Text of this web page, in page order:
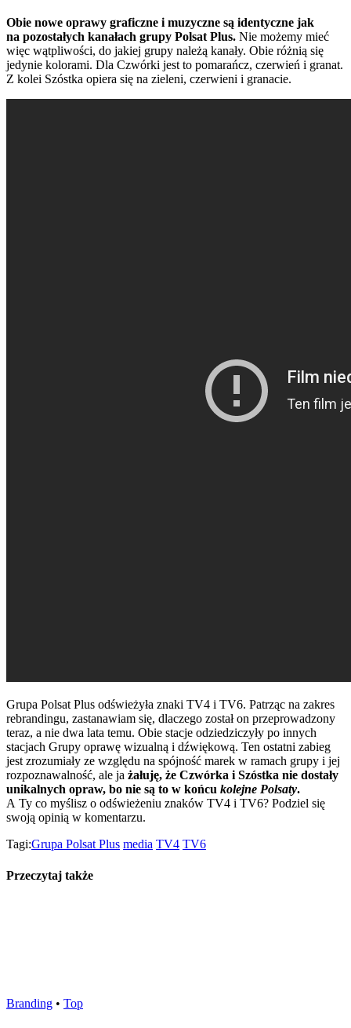
Obie nowe oprawy graficzne i muzyczne są identyczne jak
na pozostałych kanałach grupy Polsat Plus. Nie możemy mieć
więc wątpliwości, do jakiej grupy należą kanały. Obie różnią się
jedynie kolorami. Dla Czwórki jest to pomarańcz, czerwień i granat.
Z kolei Szóstka opiera się na zieleni, czerwieni i granacie.
Grupa Polsat Plus odświeżyła znaki TV4 i TV6. Patrząc na zakres
rebrandingu, zastanawiam się, dlaczego został on przeprowadzony
teraz, a nie dwa lata temu. Obie stacje odziedziczyły po innych
stacjach Grupy oprawę wizualną i dźwiękową. Ten ostatni zabieg
jest zrozumiały ze względu na spójność marek w ramach grupy i jej
rozpoznawalność, ale ja żałuję, że Czwórka i Szóstka nie dostały
unikalnych opraw, bo nie są to w końcu kolejne Polsaty.
A Ty co myślisz o odświeżeniu znaków TV4 i TV6? Podziel się
swoją opinią w komentarzu.
Tagi:Grupa Polsat Plus media TV4 TV6
Przeczytaj także
Branding • Top